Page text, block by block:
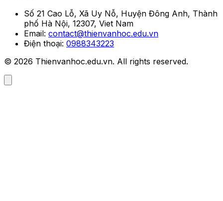
Số 21 Cao Lỗ, Xã Uy Nỗ, Huyện Đông Anh, Thành
phố Hà Nội, 12307, Viet Nam
Email: contact@thienvanhoc.edu.vn
Điện thoại: 0988343223
© 2026 Thienvanhoc.edu.vn. All rights reserved.